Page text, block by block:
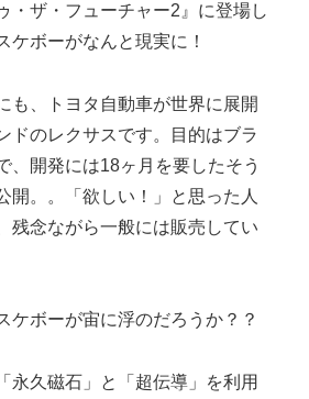
・ザ・フューチャー2』に登場し
ケボーがなんと現実に！
も、トヨタ自動車が世界に展開
ドのレクサスです。目的はブラ
、開発には18ヶ月を要したそう
開。。「欲しい！」と思った人
残念ながら一般には販売してい
ケボーが宙に浮のだろうか？？
永久磁石」と「超伝導」を利用